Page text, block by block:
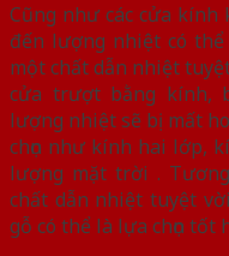
Cũng như các cửa kính
đến lượng nhiệt có
một chất dẫn nhiệt
cửa trượt bằng kính,
lượng nhiệt sẽ bị mất
chọn như kính hai lớp,
lượng mặt trời .
chất dẫn nhiệt tuyệt
gỗ có thể là lựa chọn